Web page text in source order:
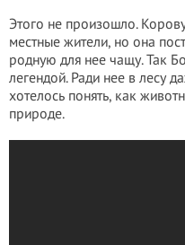
Этого не произошло.
местные жители, но она
родную для нее чащу. Так
легендой. Ради нее в лесу
хотелось понять, как
природе.